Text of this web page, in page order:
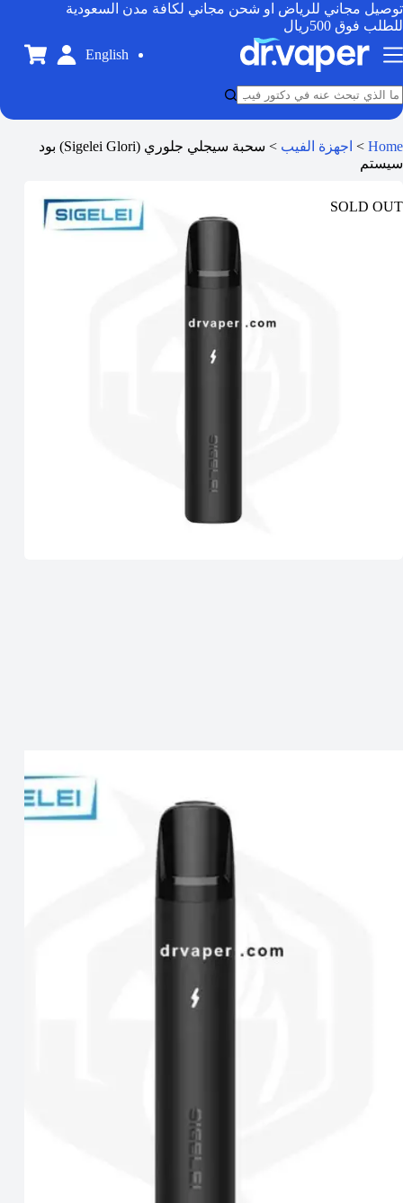
توصيل مجاني للرياض او شحن مجاني لكافة مدن السعودية
للطلب فوق 500ريال
English
Home
> اجهزة الفيب >
سحبة سيجلي جلوري (Sigelei Glori) بود
سيستم
SOLD OUT